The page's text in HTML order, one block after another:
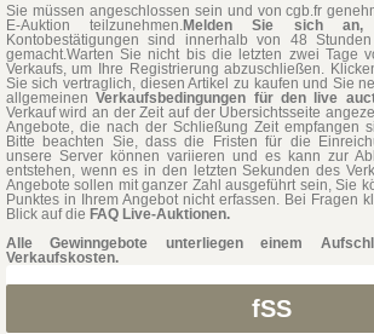
Sie müssen angeschlossen sein und von cgb.fr
E-Auktion teilzunehmen.Melden Sie sich
Kontobestätigungen sind innerhalb von 48
gemacht.Warten Sie nicht bis die letzten zwei Tage
Verkaufs, um Ihre Registrierung abzuschließen.
Sie sich vertraglich, diesen Artikel zu kaufen und Sie
allgemeinenVerkaufsbedingungen für den live
Verkauf wird an der Zeit auf der Übersichtsseite
Angebote, die nach der Schließung Zeit empfangen
Bitte beachten Sie, dass die Fristen für die
unsere Server können variieren und es kann zur
entstehen, wenn es in den letzten Sekunden des
Angebote sollen mit ganzer Zahl ausgeführt sein, Sie
Punktes in Ihrem Angebot nicht erfassen. Bei Fragen
Blick auf die FAQ Live-Auktionen.
Alle Gewinngebote unterliegen einem
Verkaufskosten.
fSS